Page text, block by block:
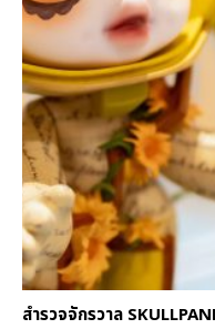
สำรวจจักรวาล